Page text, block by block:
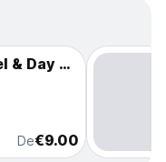
Shkodra Hostel & Day Tours
De€9.00